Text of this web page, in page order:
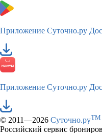
Приложение Суточно.ру
Приложение Суточно.ру
© 2011—2026 Суточно.руTM
Российский сервис